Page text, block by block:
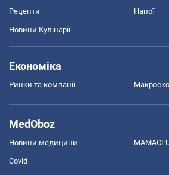
Рецепти Напої
Новини Кулінарії
Економіка
Ринки та компанії
MedOboz
Новини медицини
Covid